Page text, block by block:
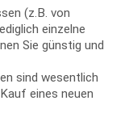
(z.B. von
einzelne
Sie günstig und
sind wesentlich
eines neuen